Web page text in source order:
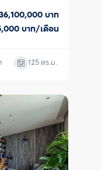
บาท
บาท/เดือน
125 ตร.ม.